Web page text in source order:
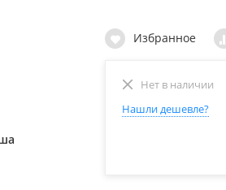
Избранное
Нет в наличии
Нашли дешевле?